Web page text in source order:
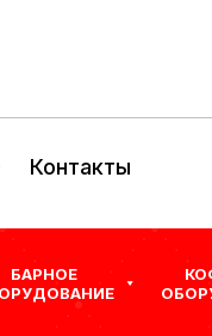
Контакты
БАРНОЕ